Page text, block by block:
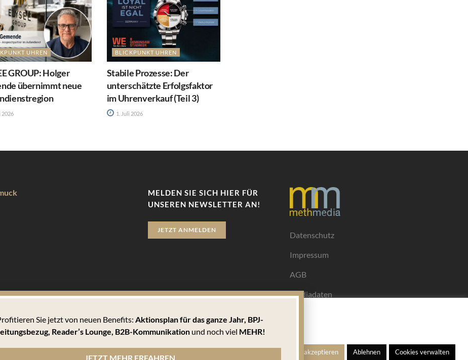
UHREN
GROUP: Holger
übernimmt neue
2026
BLICKPUNKT UHREN
Stabile Prozesse: Der
unterschätzte Erfolgsfaktor
im Uhrenverkauf (Teil 3)
1. Juli 2026
MELDEN SIE SICH HIER FÜR
UNSEREN NEWSLETTER AN!
JETZT ANMELDEN
Datenschutz
Impressum
AGB
Mediadaten
zu bieten. Hierbei handelt es sich um kleine Textdateien, die auf Ihrem
können Sie sämtlichen Cookies zustimmen oder unter den Einstellungen
Alle akzeptieren Ablehnen Cookies verwalten
Sie jetzt von neuen Benefits:Aktionsplan für das ganze Jahr, BPJ-
Reader’s Lounge, B2B-Kommunikation und noch viel MEHR!
JETZT MEHR ERFAHREN